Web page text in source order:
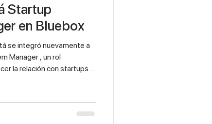
Ecosystem Manager en Bluebox
se integró nuevamente a
Manager , un rol
la relación con startups y
a las startups en su
y generando